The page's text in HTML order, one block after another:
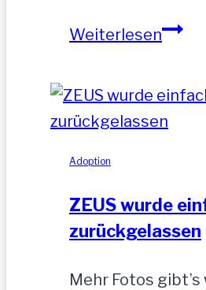
WeiterlesenNOAH-
Rüde,
35
Adoption
ZEUS wurde
zurückgelassen
Mehr Fotos